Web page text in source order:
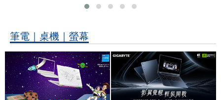
5 (贈防熱手
筆電｜桌機｜螢幕